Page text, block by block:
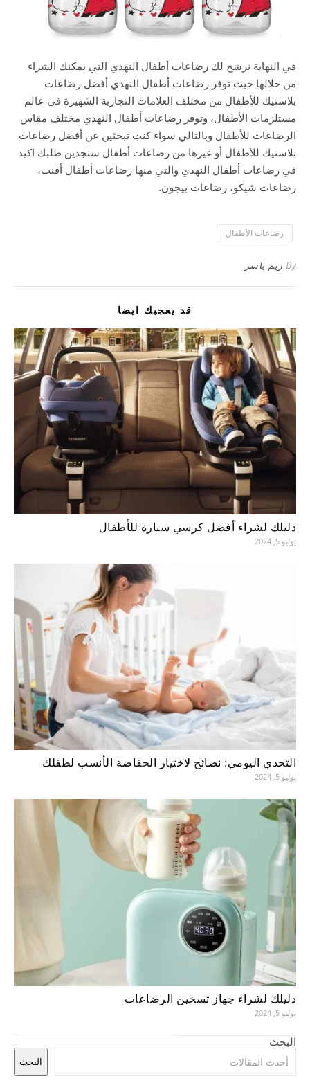
في النهاية نرشح لك رضاعات أطفال النهدي التي يمكنك الشراء
من خلالها حيث توفر رضاعات أطفال النهدي أفضل رضاعات
بلاستيك للأطفال من مختلف العلامات التجارية الشهيرة في عالم
مستلزمات الأطفال، وتوفر رضاعات أطفال النهدي مختلف مقاس
الرضاعات للأطفال وبالتالي سواء كنتِ تبحثين عن أفضل رضاعات
بلاستيك للأطفال أو غيرها من رضاعات أطفال ستجدين طلبك اكيد
في رضاعات أطفال النهدي والتي منها رضاعات أطفال أفنت،
رضاعات شيكو، رضاعات بيجون.
رضاعات الأطفال
By ريم ياسر
قد يعجبك ايضا
دليلك لشراء أفضل كرسي سيارة للأطفال
يوليو 5, 2024
التحدي اليومي: نصائح لاختيار الحفاضة الأنسب لطفلك
يوليو 5, 2024
دليلك لشراء جهاز تسخين الرضاعات
يوليو 5, 2024
البحث
البحث